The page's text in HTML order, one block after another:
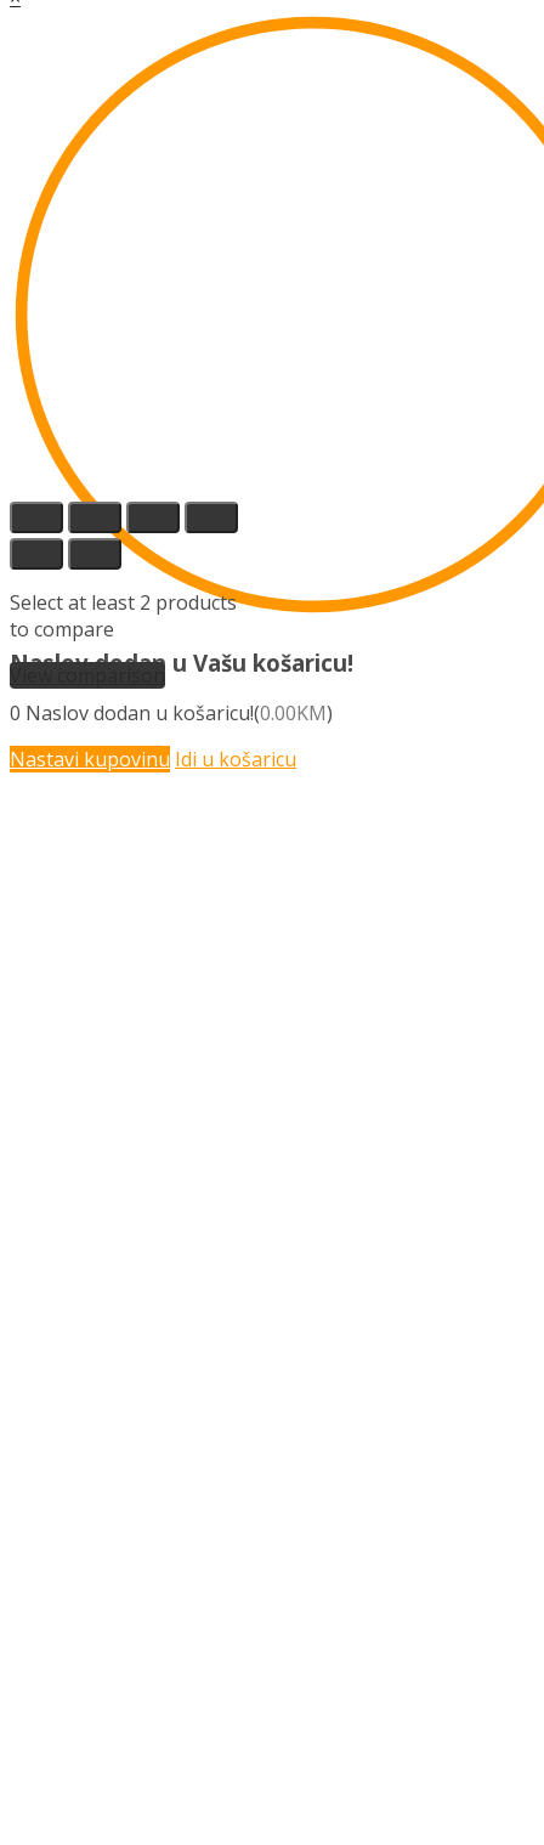
Naslov dodan u Vašu košaricu!
0 Naslov dodan u košaricu!(0.00KM)
Nastavi kupovinu Idi u košaricu
Select at least 2 products
to compare